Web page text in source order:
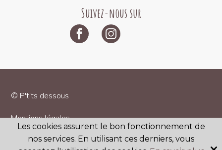
Suivez-nous sur
© P'tits dessous
Mentions légales
Les cookies assurent le bon fonctionnement de
nos services. En utilisant ces derniers, vous